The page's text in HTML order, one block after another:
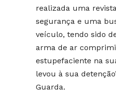
realizada uma
segurança e uma
veículo, tendo sido
arma de ar
estupefaciente na
levou à sua
Guarda.